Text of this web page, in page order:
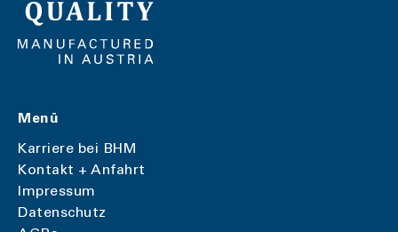
Menü
Karriere bei BHM
Kontakt + Anfahrt
Impressum
Datenschutz